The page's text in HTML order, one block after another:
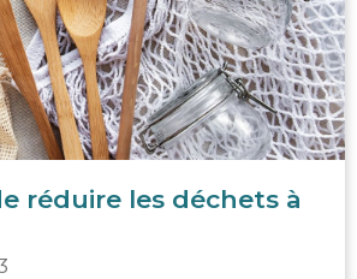
réduire les déchets à